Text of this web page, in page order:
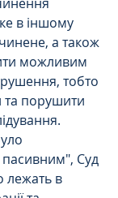
в іншому
а також
можливим
тобто
та порушити
пасивним", Суд
лежать в